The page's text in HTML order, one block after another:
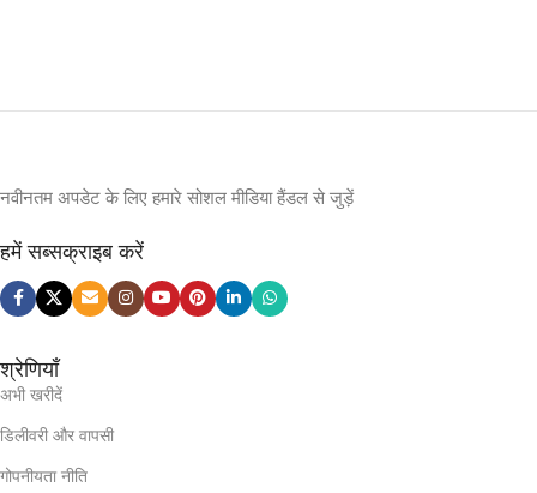
नवीनतम अपडेट के लिए हमारे सोशल मीडिया हैंडल से जुड़ें
हमें सब्सक्राइब करें
श्रेणियाँ
अभी खरीदें
डिलीवरी और वापसी
गोपनीयता नीति